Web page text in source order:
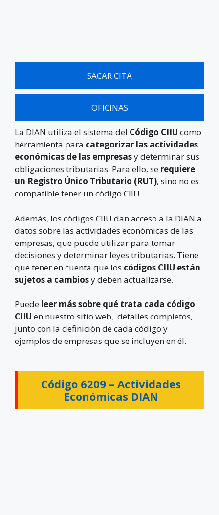
SACAR CITA
OFICINAS
La DIAN utiliza el sistema del Código CIIU como
herramienta para categorizar las actividades
económicas de las empresasy determinar sus
obligaciones tributarias. Para ello, se requiere
un Registro Único Tributario (RUT), sino no es
compatible tener un código CIIU.
Además, los códigos CIIU dan acceso a la DIAN a
datos sobre las actividades económicas de las
empresas, que puede utilizar para tomar
decisiones y determinar leyes tributarias. Tiene
que tener en cuenta que los códigos CIIU están
sujetos a cambiosy deben actualizarse.
Puede leer más sobre qué trata cada código
CIIU en nuestro sitio web, detalles completos,
junto con la definición de cada código y
ejemplos de empresas que se incluyen en él.
Código 6209 – Actividades
Económicas DIAN